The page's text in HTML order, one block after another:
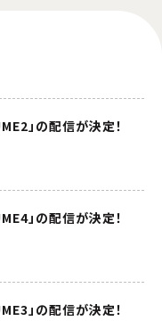
」の配信が決定！
」の配信が決定！
」の配信が決定！